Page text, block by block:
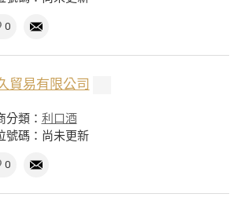
0
貿易有限公司
分類： 利口酒
號碼：尚未更新
0